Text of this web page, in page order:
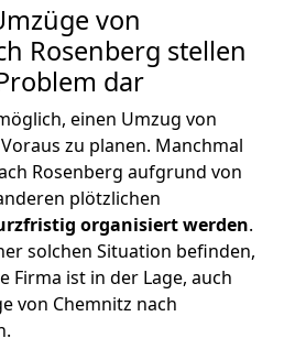
von
Rosenberg stellen
dar
einen Umzug von
zu planen. Manchmal
Rosenberg aufgrund von
plötzlichen
organisiert werden.
solchen Situation befinden,
Firma ist in der Lage, auch
von Chemnitz nach